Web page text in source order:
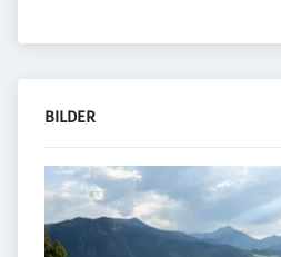
BILDER